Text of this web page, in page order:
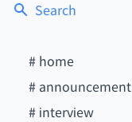
Search
# home
# announcement
# interview